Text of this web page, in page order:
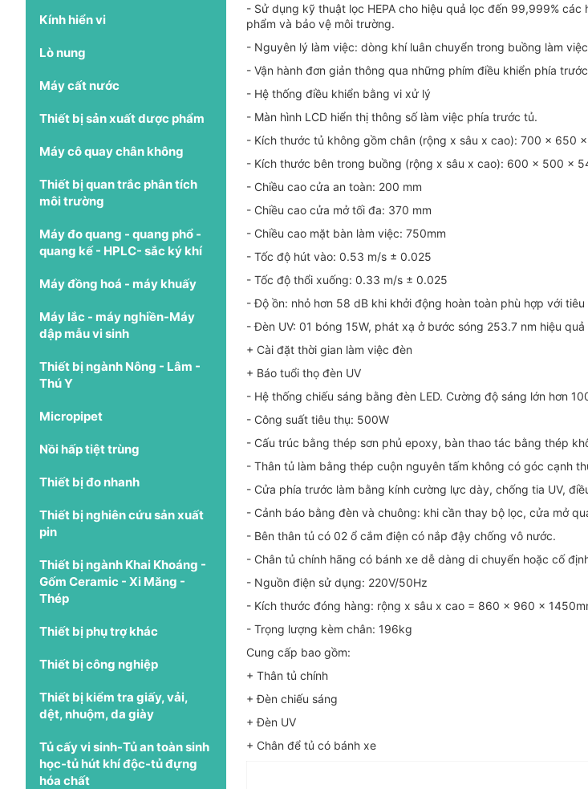
Kính hiển vi
Lò nung
Máy cất nước
Thiết bị sản xuất dược phẩm
Máy cô quay chân không
Thiết bị quan trắc phân tích
môi trường
Máy đo quang - quang phổ -
quang kế - HPLC- sắc ký khí
Máy đồng hoá - máy khuấy
Máy lắc - máy nghiền-Máy
dập mẫu vi sinh
Thiết bị ngành Nông - Lâm -
Thú Y
Micropipet
Nồi hấp tiệt trùng
Thiết bị đo nhanh
Thiết bị nghiên cứu sản xuất
pin
Thiết bị ngành Khai Khoáng -
Gốm Ceramic - Xi Măng -
Thép
Thiết bị phụ trợ khác
Thiết bị công nghiệp
Thiết bị kiểm tra giấy, vải,
dệt, nhuộm, da giày
Tủ cấy vi sinh-Tủ an toàn sinh
học-tủ hút khí độc-tủ đựng
hóa chất
- Sử dụng kỹ thuật lọc HEPA cho hiệu quả lọc đến 99,999%
phẩm và bảo vệ môi trường.
- Nguyên lý làm việc: dòng khí luân chuyển trong buồng làm
- Vận hành đơn giản thông qua những phím điều khiển phía
- Hệ thống điều khiển bằng vi xử lý
- Màn hình LCD hiển thị thông số làm việc phía trước tủ.
- Kích thước tủ không gồm chân (rộng x sâu x cao): 700 x 650
- Kích thước bên trong buồng (rộng x sâu x cao): 600 x 500 x
- Chiều cao cửa an toàn: 200 mm
- Chiều cao cửa mở tối đa: 370 mm
- Chiều cao mặt bàn làm việc: 750mm
- Tốc độ hút vào: 0.53 m/s ± 0.025
- Tốc độ thổi xuống: 0.33 m/s ± 0.025
- Độ ồn: nhỏ hơn 58 dB khi khởi động hoàn toàn phù hợp với tiêu
- Đèn UV: 01 bóng 15W, phát xạ ở bước sóng 253.7 nm hiệu
+ Cài đặt thời gian làm việc đèn
+ Báo tuổi thọ đèn UV
- Hệ thống chiếu sáng bằng đèn LED. Cường độ sáng lớn hơn
- Công suất tiêu thụ: 500W
- Cấu trúc bằng thép sơn phủ epoxy, bàn thao tác bằng thép
- Thân tủ làm bằng thép cuộn nguyên tấm không có góc cạnh
- Cửa phía trước làm bằng kính cường lực dày, chống tia UV,
- Cảnh báo bằng đèn và chuông: khi cần thay bộ lọc, cửa mở
- Bên thân tủ có 02 ổ cắm điện có nắp đậy chống vô nước.
- Chân tủ chính hãng có bánh xe dễ dàng di chuyển hoặc cố
- Nguồn điện sử dụng: 220V/50Hz
- Kích thước đóng hàng: rộng x sâu x cao = 860 x 960 x
- Trọng lượng kèm chân: 196kg
Cung cấp bao gồm:
+ Thân tủ chính
+ Đèn chiếu sáng
+ Đèn UV
+ Chân để tủ có bánh xe